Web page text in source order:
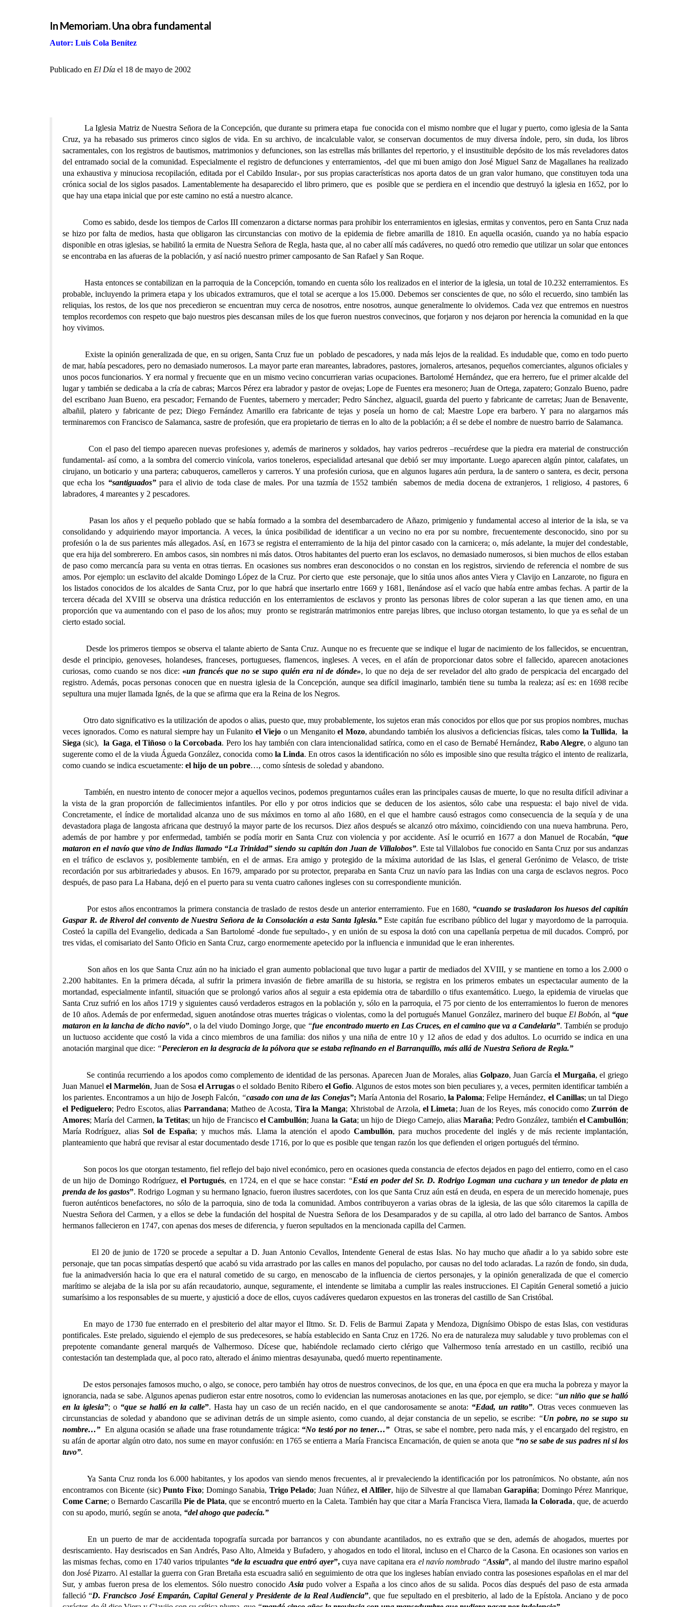
In Memoriam. Una obra fundamental
Autor: Luis Cola Benítez
Publicado en El Día el 18 de mayo de 2002
La Iglesia Matriz de Nuestra Señora de la Concepción, que durante su primera etapa fue conocida con el mismo nombre que el lugar y puerto, como iglesia de la Santa
Cruz, ya ha rebasado sus primeros cinco siglos de vida. En su archivo, de incalculable valor, se conservan documentos de muy diversa índole, pero, sin duda, los libros
sacramentales, con los registros de bautismos, matrimonios y defunciones, son las estrellas más brillantes del repertorio, y el insustituible depósito de los más reveladores datos
del entramado social de la comunidad. Especialmente el registro de defunciones y enterramientos, -del que mi buen amigo don José Miguel Sanz de Magallanes ha realizado
una exhaustiva y minuciosa recopilación, editada por el Cabildo Insular-, por sus propias características nos aporta datos de un gran valor humano, que constituyen toda una
crónica social de los siglos pasados. Lamentablemente ha desaparecido el libro primero, que es posible que se perdiera en el incendio que destruyó la iglesia en 1652, por lo
que hay una etapa inicial que por este camino no está a nuestro alcance.
Como es sabido, desde los tiempos de Carlos III comenzaron a dictarse normas para prohibir los enterramientos en iglesias, ermitas y conventos, pero en Santa Cruz nada
se hizo por falta de medios, hasta que obligaron las circunstancias con motivo de la epidemia de fiebre amarilla de 1810. En aquella ocasión, cuando ya no había espacio
disponible en otras iglesias, se habilitó la ermita de Nuestra Señora de Regla, hasta que, al no caber allí más cadáveres, no quedó otro remedio que utilizar un solar que entonces
se encontraba en las afueras de la población, y así nació nuestro primer camposanto de San Rafael y San Roque.
Hasta entonces se contabilizan en la parroquia de la Concepción, tomando en cuenta sólo los realizados en el interior de la iglesia, un total de 10.232 enterramientos. Es
probable, incluyendo la primera etapa y los ubicados extramuros, que el total se acerque a los 15.000. Debemos ser conscientes de que, no sólo el recuerdo, sino también las
reliquias, los restos, de los que nos precedieron se encuentran muy cerca de nosotros, entre nosotros, aunque generalmente lo olvidemos. Cada vez que entremos en nuestros
templos recordemos con respeto que bajo nuestros pies descansan miles de los que fueron nuestros convecinos, que forjaron y nos dejaron por herencia la comunidad en la que
hoy vivimos.
Existe la opinión generalizada de que, en su origen, Santa Cruz fue un poblado de pescadores, y nada más lejos de la realidad. Es indudable que, como en todo puerto
de mar, había pescadores, pero no demasiado numerosos. La mayor parte eran mareantes, labradores, pastores, jornaleros, artesanos, pequeños comerciantes, algunos oficiales y
unos pocos funcionarios. Y era normal y frecuente que en un mismo vecino concurrieran varias ocupaciones. Bartolomé Hernández, que era herrero, fue el primer alcalde del
lugar y también se dedicaba a la cría de cabras; Marcos Pérez era labrador y pastor de ovejas; Lope de Fuentes era mesonero; Juan de Ortega, zapatero; Gonzalo Bueno, padre
del escribano Juan Bueno, era pescador; Fernando de Fuentes, tabernero y mercader; Pedro Sánchez, alguacil, guarda del puerto y fabricante de carretas; Juan de Benavente,
albañil, platero y fabricante de pez; Diego Fernández Amarillo era fabricante de tejas y poseía un horno de cal; Maestre Lope era barbero. Y para no alargarnos más
terminaremos con Francisco de Salamanca, sastre de profesión, que era propietario de tierras en lo alto de la población; a él se debe el nombre de nuestro barrio de Salamanca.
Con el paso del tiempo aparecen nuevas profesiones y, además de marineros y soldados, hay varios pedreros –recuérdese que la piedra era material de construcción
fundamental- así como, a la sombra del comercio vinícola, varios toneleros, especialidad artesanal que debió ser muy importante. Luego aparecen algún pintor, calafates, un
cirujano, un boticario y una partera; cabuqueros, camelleros y carreros. Y una profesión curiosa, que en algunos lugares aún perdura, la de santero o santera, es decir, persona
que echa los “santiguados” para el alivio de toda clase de males. Por una tazmía de 1552 también sabemos de media docena de extranjeros, 1 religioso, 4 pastores, 6
labradores, 4 mareantes y 2 pescadores.
Pasan los años y el pequeño poblado que se había formado a la sombra del desembarcadero de Añazo, primigenio y fundamental acceso al interior de la isla, se va
consolidando y adquiriendo mayor importancia. A veces, la única posibilidad de identificar a un vecino no era por su nombre, frecuentemente desconocido, sino por su
profesión o la de sus parientes más allegados. Así, en 1673 se registra el enterramiento de la hija del pintor casado con la carnicera; o, más adelante, la mujer del condestable,
que era hija del sombrerero. En ambos casos, sin nombres ni más datos. Otros habitantes del puerto eran los esclavos, no demasiado numerosos, si bien muchos de ellos estaban
de paso como mercancía para su venta en otras tierras. En ocasiones sus nombres eran desconocidos o no constan en los registros, sirviendo de referencia el nombre de sus
amos. Por ejemplo: un esclavito del alcalde Domingo López de la Cruz. Por cierto que este personaje, que lo sitúa unos años antes Viera y Clavijo en Lanzarote, no figura en
los listados conocidos de los alcaldes de Santa Cruz, por lo que habrá que insertarlo entre 1669 y 1681, llenándose así el vacío que había entre ambas fechas. A partir de la
tercera década del XVIII se observa una drástica reducción en los enterramientos de esclavos y pronto las personas libres de color superan a las que tienen amo, en una
proporción que va aumentando con el paso de los años; muy pronto se registrarán matrimonios entre parejas libres, que incluso otorgan testamento, lo que ya es señal de un
cierto estado social.
Desde los primeros tiempos se observa el talante abierto de Santa Cruz. Aunque no es frecuente que se indique el lugar de nacimiento de los fallecidos, se encuentran,
desde el principio, genoveses, holandeses, franceses, portugueses, flamencos, ingleses. A veces, en el afán de proporcionar datos sobre el fallecido, aparecen anotaciones
curiosas, como cuando se nos dice: «un francés que no se supo quién era ni de dónde», lo que no deja de ser revelador del alto grado de perspicacia del encargado del
registro. Además, pocas personas conocen que en nuestra iglesia de la Concepción, aunque sea difícil imaginarlo, también tiene su tumba la realeza; así es: en 1698 recibe
sepultura una mujer llamada Ignés, de la que se afirma que era la Reina de los Negros.
Otro dato significativo es la utilización de apodos o alias, puesto que, muy probablemente, los sujetos eran más conocidos por ellos que por sus propios nombres, muchas
veces ignorados. Como es natural siempre hay un Fulanito el Viejo o un Menganito el Mozo, abundando también los alusivos a deficiencias físicas, tales como la Tullida, la
Siega (sic), la Gaga, el Tiñoso ola Corcobada. Pero los hay también con clara intencionalidad satírica, como en el caso de Bernabé Hernández, Rabo Alegre, o alguno tan
sugerente como el de la viuda Águeda González, conocida como la Linda. En otros casos la identificación no sólo es imposible sino que resulta trágico el intento de realizarla,
como cuando se indica escuetamente: el hijo de un pobre…, como síntesis de soledad y abandono.
También, en nuestro intento de conocer mejor a aquellos vecinos, podemos preguntarnos cuáles eran las principales causas de muerte, lo que no resulta difícil adivinar a
la vista de la gran proporción de fallecimientos infantiles. Por ello y por otros indicios que se deducen de los asientos, sólo cabe una respuesta: el bajo nivel de vida.
Concretamente, el índice de mortalidad alcanza uno de sus máximos en torno al año 1680, en el que el hambre causó estragos como consecuencia de la sequía y de una
devastadora plaga de langosta africana que destruyó la mayor parte de los recursos. Diez años después se alcanzó otro máximo, coincidiendo con una nueva hambruna. Pero,
además de por hambre y por enfermedad, también se podía morir en Santa Cruz con violencia y por accidente. Así le ocurrió en 1677 a don Manuel de Rocabán, “que
mataron en el navío que vino de Indias llamado “La Trinidad” siendo su capitán don Juan de Villalobos”. Este tal Villalobos fue conocido en Santa Cruz por sus andanzas
en el tráfico de esclavos y, posiblemente también, en el de armas. Era amigo y protegido de la máxima autoridad de las Islas, el general Gerónimo de Velasco, de triste
recordación por sus arbitrariedades y abusos. En 1679, amparado por su protector, preparaba en Santa Cruz un navío para las Indias con una carga de esclavos negros. Poco
después, de paso para La Habana, dejó en el puerto para su venta cuatro cañones ingleses con su correspondiente munición.
Por estos años encontramos la primera constancia de traslado de restos desde un anterior enterramiento. Fue en 1680, “cuando se trasladaron los huesos del capitán
Gaspar R. de Riverol del convento de Nuestra Señora de la Consolación a esta Santa Iglesia.”Este capitán fue escribano público del lugar y mayordomo de la parroquia.
Costeó la capilla del Evangelio, dedicada a San Bartolomé -donde fue sepultado-, y en unión de su esposa la dotó con una capellanía perpetua de mil ducados. Compró, por
tres vidas, el comisariato del Santo Oficio en Santa Cruz, cargo enormemente apetecido por la influencia e inmunidad que le eran inherentes.
Son años en los que Santa Cruz aún no ha iniciado el gran aumento poblacional que tuvo lugar a partir de mediados del XVIII, y se mantiene en torno a los 2.000 o
2.200 habitantes. En la primera década, al sufrir la primera invasión de fiebre amarilla de su historia, se registra en los primeros embates un espectacular aumento de la
mortandad, especialmente infantil, situación que se prolongó varios años al seguir a esta epidemia otra de tabardillo o tifus exantemático. Luego, la epidemia de viruelas que
Santa Cruz sufrió en los años 1719 y siguientes causó verdaderos estragos en la población y, sólo en la parroquia, el 75 por ciento de los enterramientos lo fueron de menores
de 10 años. Además de por enfermedad, siguen anotándose otras muertes trágicas o violentas, como la del portugués Manuel González, marinero del buque El Bobón, al “que
mataron en la lancha de dicho navío”, o la del viudo Domingo Jorge, que “fue encontrado muerto en Las Cruces, en el camino que va a Candelaria”. También se produjo
un luctuoso accidente que costó la vida a cinco miembros de una familia: dos niños y una niña de entre 10 y 12 años de edad y dos adultos. Lo ocurrido se indica en una
anotación marginal que dice: “Perecieron en la desgracia de la pólvora que se estaba refinando en el Barranquillo, más allá de Nuestra Señora de Regla.”
Se continúa recurriendo a los apodos como complemento de identidad de las personas. Aparecen Juan de Morales, alias Golpazo, Juan García el Murgaña, el griego
Juan Manuel el Marmelón, Juan de Sosa el Arrugas o el soldado Benito Ribero el Gofio. Algunos de estos motes son bien peculiares y, a veces, permiten identificar también a
los parientes. Encontramos a un hijo de Joseph Falcón, “casado con una de las Conejas”; María Antonia del Rosario,la Paloma; Felipe Hernández, el Canillas; un tal Diego
el Pediguelero; Pedro Escotos, aliasParrandana; Matheo de Acosta, Tira la Manga; Xhristobal de Arzola, el Limeta; Juan de los Reyes, más conocido como Zurrón de
Amores; María del Carmen, la Tetitas; un hijo de Francisco el Cambullón; Juana la Gata; un hijo de Diego Camejo, aliasMaraña; Pedro González, también el Cambullón;
María Rodríguez, alias Sol de España; y muchos más. Llama la atención el apodoCambullón, para muchos procedente del inglés y de más reciente implantación,
planteamiento que habrá que revisar al estar documentado desde 1716, por lo que es posible que tengan razón los que defienden el origen portugués del término.
Son pocos los que otorgan testamento, fiel reflejo del bajo nivel económico, pero en ocasiones queda constancia de efectos dejados en pago del entierro, como en el caso
de un hijo de Domingo Rodríguez,el Portugués, en 1724, en el que se hace constar: “Está en poder del Sr. D. Rodrigo Logman una cuchara y un tenedor de plata en
prenda de los gastos”. Rodrigo Logman y su hermano Ignacio, fueron ilustres sacerdotes, con los que Santa Cruz aún está en deuda, en espera de un merecido homenaje, pues
fueron auténticos benefactores, no sólo de la parroquia, sino de toda la comunidad. Ambos contribuyeron a varias obras de la iglesia, de las que sólo citaremos la capilla de
Nuestra Señora del Carmen, y a ellos se debe la fundación del hospital de Nuestra Señora de los Desamparados y de su capilla, al otro lado del barranco de Santos. Ambos
hermanos fallecieron en 1747, con apenas dos meses de diferencia, y fueron sepultados en la mencionada capilla del Carmen.
El 20 de junio de 1720 se procede a sepultar a D. Juan Antonio Cevallos, Intendente General de estas Islas. No hay mucho que añadir a lo ya sabido sobre este
personaje, que tan pocas simpatías despertó que acabó su vida arrastrado por las calles en manos del populacho, por causas no del todo aclaradas. La razón de fondo, sin duda,
fue la animadversión hacia lo que era el natural cometido de su cargo, en menoscabo de la influencia de ciertos personajes, y la opinión generalizada de que el comercio
marítimo se alejaba de la isla por su afán recaudatorio, aunque, seguramente, el intendente se limitaba a cumplir las reales instrucciones. El Capitán General sometió a juicio
sumarísimo a los responsables de su muerte, y ajustició a doce de ellos, cuyos cadáveres quedaron expuestos en las troneras del castillo de San Cristóbal.
En mayo de 1730 fue enterrado en el presbiterio del altar mayor el Iltmo. Sr. D. Felis de Barmui Zapata y Mendoza, Dignísimo Obispo de estas Islas, con vestiduras
pontificales. Este prelado, siguiendo el ejemplo de sus predecesores, se había establecido en Santa Cruz en 1726. No era de naturaleza muy saludable y tuvo problemas con el
prepotente comandante general marqués de Valhermoso. Dícese que, habiéndole reclamado cierto clérigo que Valhermoso tenía arrestado en un castillo, recibió una
contestación tan destemplada que, al poco rato, alterado el ánimo mientras desayunaba, quedó muerto repentinamente.
De estos personajes famosos mucho, o algo, se conoce, pero también hay otros de nuestros convecinos, de los que, en una época en que era mucha la pobreza y mayor la
ignorancia, nada se sabe. Algunos apenas pudieron estar entre nosotros, como lo evidencian las numerosas anotaciones en las que, por ejemplo, se dice: “un niño que se halló
en la iglesia”; o “que se halló en la calle”. Hasta hay un caso de un recién nacido, en el que candorosamente se anota: “Edad, un ratito”. Otras veces conmueven las
circunstancias de soledad y abandono que se adivinan detrás de un simple asiento, como cuando, al dejar constancia de un sepelio, se escribe: “Un pobre, no se supo su
nombre…” En alguna ocasión se añade una frase rotundamente trágica: “No testó por no tener…”Otras, se sabe el nombre, pero nada más, y el encargado del registro, en
su afán de aportar algún otro dato, nos sume en mayor confusión: en 1765 se entierra a María Francisca Encarnación, de quien se anota que “no se sabe de sus padres ni si los
tuvo”.
Ya Santa Cruz ronda los 6.000 habitantes, y los apodos van siendo menos frecuentes, al ir prevaleciendo la identificación por los patronímicos. No obstante, aún nos
encontramos con Bicente (sic)Punto Fixo; Domingo Sanabia, Trigo Pelado; Juan Núñez,el Alfiler, hijo de Silvestre al que llamabanGarapiña; Domingo Pérez Manrique,
Come Carne; o Bernardo Cascarilla Pie de Plata, que se encontró muerto en la Caleta. También hay que citar a María Francisca Viera, llamadala Colorada, que, de acuerdo
con su apodo, murió, según se anota, “del ahogo que padecía.”
En un puerto de mar de accidentada topografía surcada por barrancos y con abundante acantilados, no es extraño que se den, además de ahogados, muertes por
desriscamiento. Hay desriscados en San Andrés, Paso Alto, Almeida y Bufadero, y ahogados en todo el litoral, incluso en el Charco de la Casona. En ocasiones son varios en
las mismas fechas, como en 1740 varios tripulantes “de la escuadra que entró ayer”,cuya nave capitana era el navío nombrado “Assia”, al mando del ilustre marino español
don José Pizarro. Al estallar la guerra con Gran Bretaña esta escuadra salió en seguimiento de otra que los ingleses habían enviado contra las posesiones españolas en el mar del
Sur, y ambas fueron presa de los elementos. Sólo nuestro conocido Asia pudo volver a España a los cinco años de su salida. Pocos días después del paso de esta armada
falleció “D. Francisco José Emparán, Capital General y Presidente de la Real Audiencia”, que fue sepultado en el presbiterio, al lado de la Epístola. Anciano y de poco